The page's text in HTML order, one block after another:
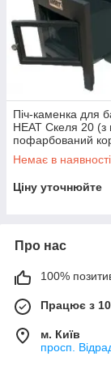
Піч-каменка для
HEAT Скеля 20 (з
пофарбований
панорама-скло)
Немає в наявності
Ціну уточнюйте
Про нас
100%
Працює з
м. Київ
просп.